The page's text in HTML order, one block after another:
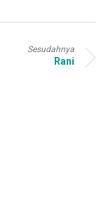
Sesudahnya
Rani